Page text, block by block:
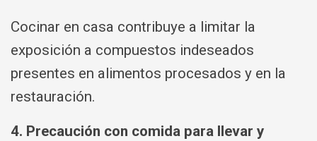
Cocinar en casa contribuye a limitar la
exposición a compuestos indeseados
presentes en alimentos procesados y en la
restauración.
4. Precaución con comida para llevar y